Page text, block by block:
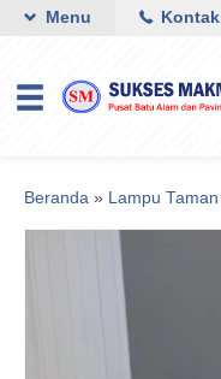
Menu Kontak
Beranda » Lampu Taman